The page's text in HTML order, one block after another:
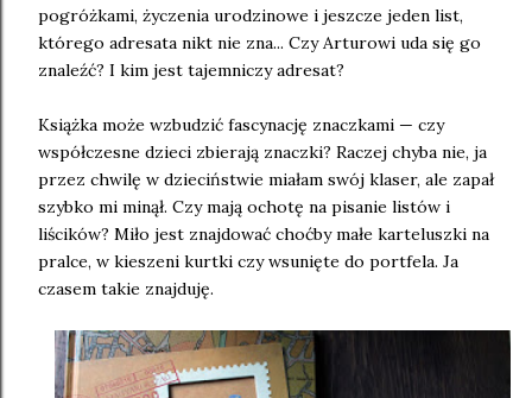
pogróżkami, życzenia urodzinowe i jeszcze jeden list,
którego adresata nikt nie zna... Czy Arturowi uda się go
znaleźć? I kim jest tajemniczy adresat?
Książka może wzbudzić fascynację znaczkami — czy
współczesne dzieci zbierają znaczki? Raczej chyba nie, ja
przez chwilę w dzieciństwie miałam swój klaser, ale zapał
szybko mi minął. Czy mają ochotę na pisanie listów i
liścików? Miło jest znajdować choćby małe karteluszki na
pralce, w kieszeni kurtki czy wsunięte do portfela. Ja
czasem takie znajduję.